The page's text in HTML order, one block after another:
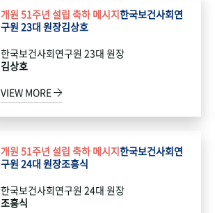
개원 51주년 설립 축하 메시지한국보건사회연
구원 23대 원장김상호
한국보건사회연구원 23대 원장
김상호
VIEW MORE
개원 51주년 설립 축하 메시지한국보건사회연
구원 24대 원장조흥식
한국보건사회연구원 24대 원장
조흥식